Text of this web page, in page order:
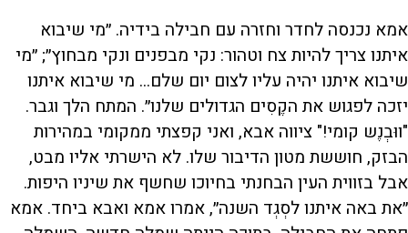
אמא נכנסה לחדר וחזרה עם חבילה בידיה. ״מי שיבוא
איתנו צריך להיות צח וטהור: נקי מבפנים ונקי מבחוץ״; ״מי
שיבוא איתנו יהיה עליו לצום יום שלם... מי שיבוא איתנו
יזכה לפגוש את הקֶסִים הגדולים שלנו״. המתח הלך וגבר.
"ווּבְנֶש קומי!" ציווה אבא, ואני קפצתי ממקומי במהירות
הבזק, חוששת מטון הדיבור שלו. לא הישרתי אליו מבט,
אבל בזווית העין הבחנתי בחיוכו שחשף את שיניו היפות.
״את באה איתנו לסְגְד השנה״, אמרו אמא ואבא ביחד. אמא